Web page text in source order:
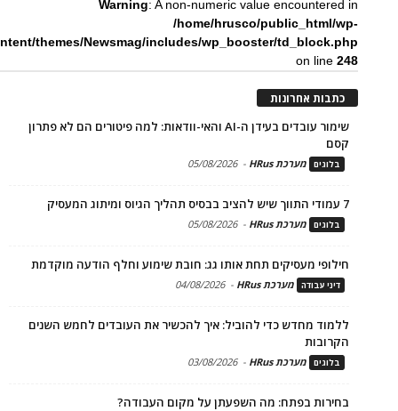
Warning: A non-numeric value encountered in
/home/hrusco/public_html/wp-
themes/Newsmag/includes/wp_booster/td_block.php
on line248
כתבות אחרונות
שימור עובדים בעידן ה-AI והאי-וודאות: למה פיטורים הם לא פתרון
קסם
בלוגים מערכת HRus -
05/08/2026
7 עמודי התווך שיש להציב בבסיס תהליך הגיוס ומיתוג המעסיק
בלוגים מערכת HRus -
05/08/2026
חילופי מעסיקים תחת אותו גג: חובת שימוע וחלף הודעה מוקדמת
דיני עבודה מערכת HRus -
04/08/2026
ללמוד מחדש כדי להוביל: איך להכשיר את העובדים לחמש השנים
הקרובות
בלוגים מערכת HRus -
03/08/2026
בחירות בפתח: מה השפעתן על מקום העבודה?